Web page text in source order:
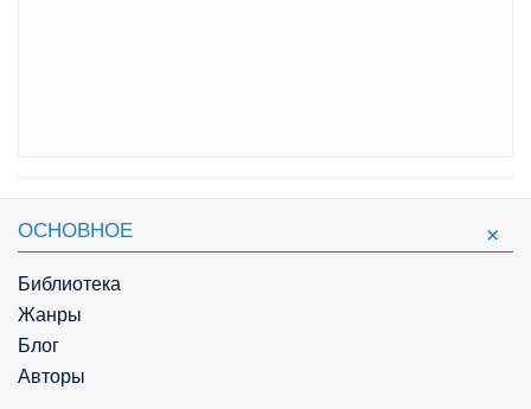
ОСНОВНОЕ
Библиотека
Жанры
Блог
Авторы